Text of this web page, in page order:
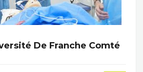
De Franche Comté